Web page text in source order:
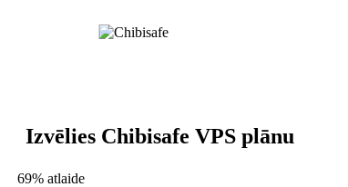
Izvēlies Chibisafe VPS plānu
69% atlaide